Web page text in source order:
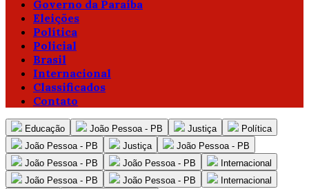
Governo da Paraíba
Eleições
Política
Policial
Brasil
Internacional
Classificados
Contato
Educação João Pessoa - PB Justiça
Política
João Pessoa - PB
Justiça
João Pessoa - PB
João Pessoa - PB
João Pessoa - PB
Internacional
João Pessoa - PB
João Pessoa - PB
Internacional